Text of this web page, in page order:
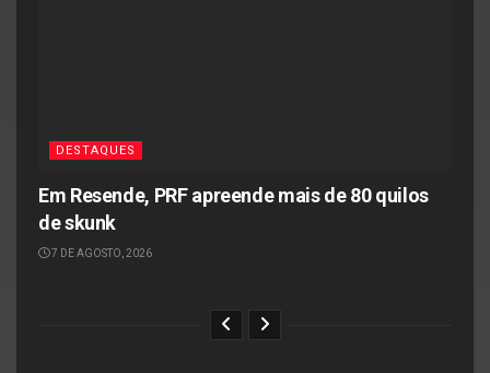
DESTAQUES
Em Resende, PRF apreende mais de 80 quilos
de skunk
7 DE AGOSTO, 2026